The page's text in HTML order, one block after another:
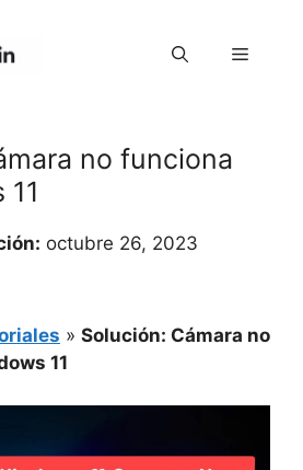
Menú
no funciona
octubre 26, 2023
» Solución: Cámara no
11